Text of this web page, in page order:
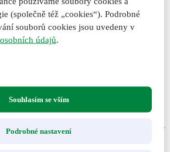
dne po uhrazení
(společně též „cookies“). Podrobné
souborů cookies jsou uvedeny v
údajů
Souhlasím se vším
Podrobné nastavení